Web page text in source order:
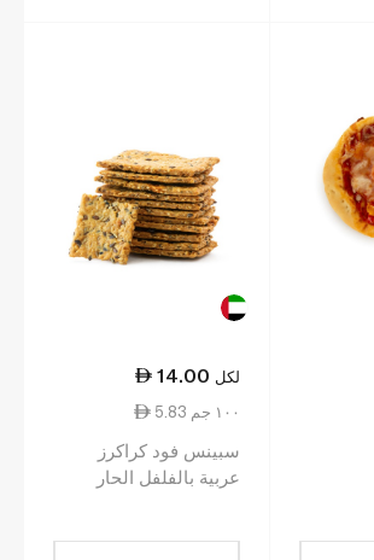
14.00 لكل
5.83 ١٠٠ جم
سبينس فود كراكرز
عربية بالفلفل الحار